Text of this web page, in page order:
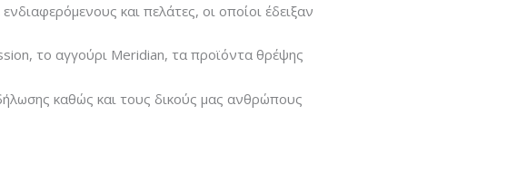
και πελάτες, οι οποίοι έδειξαν
το αγγούρι Meridian, τα προϊόντα θρέψης
καθώς και τους δικούς μας ανθρώπους